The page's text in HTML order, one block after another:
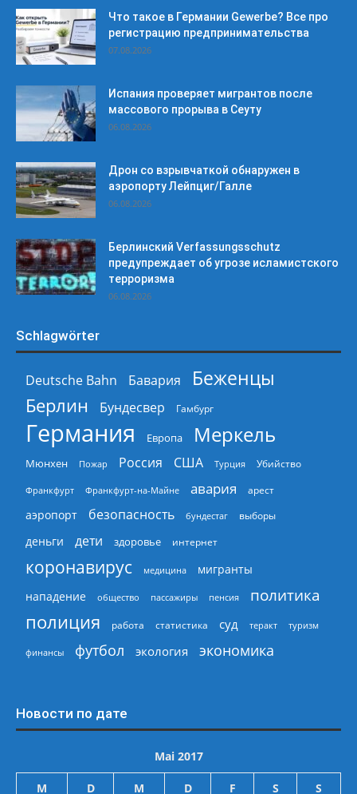
Что такое в Германии Gewerbe? Все про
регистрацию предпринимательства
07.08.2026
Испания проверяет мигрантов после
массового прорыва в Сеуту
06.08.2026
Дрон со взрывчаткой обнаружен в
аэропорту Лейпциг/Галле
06.08.2026
Берлинский Verfassungsschutz
предупреждает об угрозе исламистского
терроризма
06.08.2026
Schlagwörter
Deutsche Bahn Бавария
Беженцы
Берлин
Бундесвер Гамбург
Германия Европа Меркель
Мюнхен Пожар Россия США Турция Убийство
Франкфурт Франкфурт-на-Майне авария арест
аэропорт безопасность бундестаг выборы
деньги дети здоровье интернет
коронавирус медицина
мигранты
нападение
общество пассажиры пенсия политика
полиция работа статистика суд теракт туризм
финансы футбол экология экономика
Новости по дате
Mai 2017
M D M D F S S